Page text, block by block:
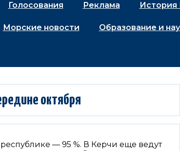
Голосования Реклама История
Морские новости Образование и
октября
республике — 95 %. В Керчи еще ведут